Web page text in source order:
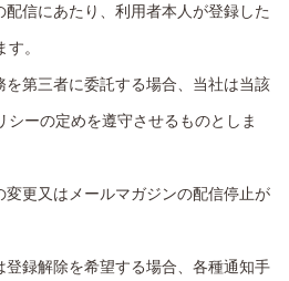
信にあたり、利用者本人が登録した
。
第三者に委託する場合、当社は当該
シーの定めを遵守させるものとしま
更又はメールマガジンの配信停止が
録解除を希望する場合、各種通知手